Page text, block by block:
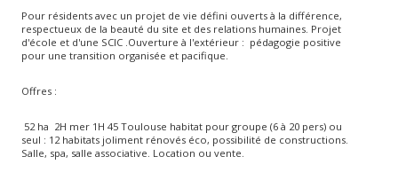
Pour résidents avec un projet de vie défini ouverts à la différence,
respectueux de la beauté du site et des relations humaines. Projet
d'école et d'une SCIC .Ouverture à l'extérieur : pédagogie positive
pour une transition organisée et pacifique.
Offres :
52 ha 2H mer 1H 45 Toulouse habitat pour groupe (6 à 20 pers) ou
seul : 12 habitats joliment rénovés éco, possibilité de constructions.
Salle, spa, salle associative. Location ou vente.